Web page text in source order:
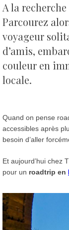
A la
Parcourez
voyageur
d’amis,
couleur en
locale.
Quand on pense
accessibles après
besoin d’aller
Et aujourd’hui chez
pour un roadtrip en